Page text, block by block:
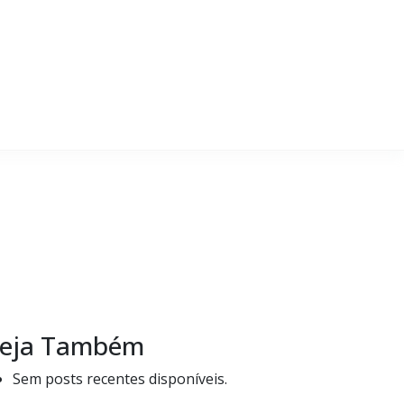
Também
Sem posts recentes disponíveis.